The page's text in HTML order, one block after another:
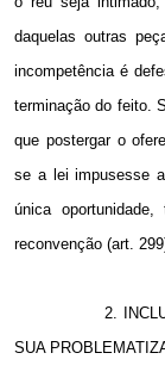
daquelas outras
incompetência é
terminação do feito.
que postergar o
se a lei impusesse
única
reconvenção (art.
2.
SUA